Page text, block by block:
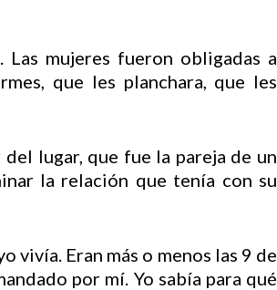
mujeres fueron obligadas a
que les planchara, que les
lugar, que fue la pareja de un
la relación que tenía con su
vivía. Eran más o menos las 9 de
por mí. Yo sabía para qué